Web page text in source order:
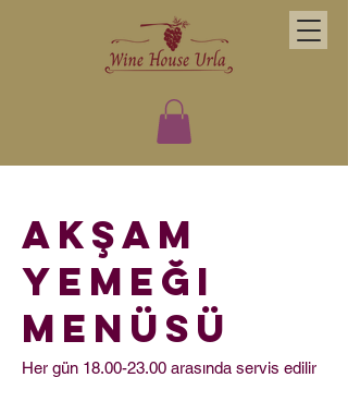
Akşam
Yemeği
Menüsü
Her gün 18.00-23.00 arasında servis edilir